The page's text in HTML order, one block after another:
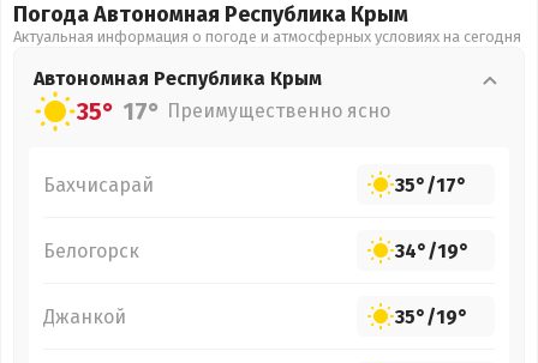
Погода Автономная Республика Крым
Актуальная информация о погоде и атмосферных условиях на сегодня
Автономная Республика Крым
35° 17° Преимущественно ясно
Бахчисарай 35°/17°
Белогорск 34°/19°
Джанкой 35°/19°